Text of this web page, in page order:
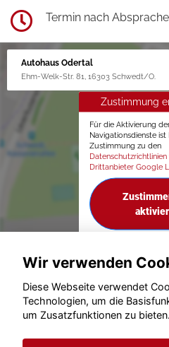
Termin nach Absprache
Autohaus Odertal
Ehm-Welk-Str. 81, 16303 Schwedt/O.
Zustimmung
Für die Aktivierung
Navigationsdienste ist
Zustimmung zu den
Drittanbieter Google
© konjunkturmotor.de
Wir verwenden
Diese Webseite verwendet
Technologien, um die
um Zusatzfunktionen zu bieten.